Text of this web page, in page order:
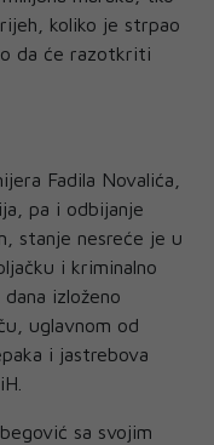
koliko je strpao
da će razotkriti
Fadila Novalića,
pa i odbijanje
stanje nesreće je u
i kriminalno
izloženo
uglavnom od
i jastrebova
sa svojim